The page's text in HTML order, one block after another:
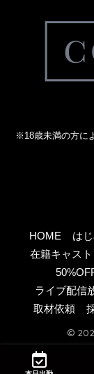
※18歳未満の方に
HOME は
在籍キャスト
ライブ配信
取材依頼
©